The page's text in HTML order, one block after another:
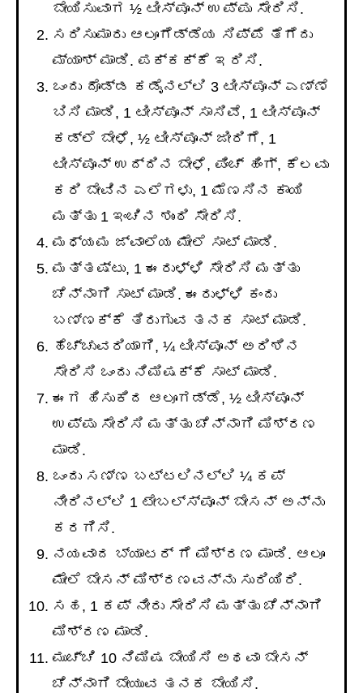
ಬೇಯಿಸುವಾಗ ½ ಟೀಸ್ಪೂನ್ ಉಪ್ಪು ಸೇರಿಸಿ.
ಸರಿಸುಮಾರು ಆಲೂಗೆಡ್ಡೆಯ ಸಿಪ್ಪೆ ತೆಗೆದು
ಮ್ಯಾಶ್ ಮಾಡಿ. ಪಕ್ಕಕ್ಕೆ ಇರಿಸಿ.
ಒಂದು ದೊಡ್ಡ ಕಡೈನಲ್ಲಿ 3 ಟೀಸ್ಪೂನ್ ಎಣ್ಣೆ
ಬಿಸಿ ಮಾಡಿ, 1 ಟೀಸ್ಪೂನ್ ಸಾಸಿವೆ, 1 ಟೀಸ್ಪೂನ್
ಕಡ್ಲೆ ಬೇಳೆ, ½ ಟೀಸ್ಪೂನ್ ಜೀರಿಗೆ, 1
ಟೀಸ್ಪೂನ್ ಉದ್ದಿನ ಬೇಳೆ, ಪಿಂಚ್ ಹಿಂಗ್, ಕೆಲವು
ಕರಿ ಬೇವಿನ ಎಲೆಗಳು, 1 ಮೆಣಸಿನ ಕಾಯಿ
ಮತ್ತು 1 ಇಂಚಿನ ಶುಂಠಿ ಸೇರಿಸಿ.
ಮಧ್ಯಮ ಜ್ವಾಲೆಯ ಮೇಲೆ ಸಾಟ್ ಮಾಡಿ.
ಮತ್ತಷ್ಟು, 1 ಈರುಳ್ಳಿ ಸೇರಿಸಿ ಮತ್ತು
ಚೆನ್ನಾಗಿ ಸಾಟ್ ಮಾಡಿ. ಈರುಳ್ಳಿ ಕಂದು
ಬಣ್ಣಕ್ಕೆ ತಿರುಗುವ ತನಕ ಸಾಟ್ ಮಾಡಿ.
ಹೆಚ್ಚುವರಿಯಾಗಿ, ¼ ಟೀಸ್ಪೂನ್ ಅರಿಶಿನ
ಸೇರಿಸಿ ಒಂದು ನಿಮಿಷಕ್ಕೆ ಸಾಟ್ ಮಾಡಿ.
ಈಗ ಹಿಸುಕಿದ ಆಲೂಗಡ್ಡೆ, ½ ಟೀಸ್ಪೂನ್
ಉಪ್ಪು ಸೇರಿಸಿ ಮತ್ತು ಚೆನ್ನಾಗಿ ಮಿಶ್ರಣ
ಮಾಡಿ.
ಒಂದು ಸಣ್ಣ ಬಟ್ಟಲಿನಲ್ಲಿ ¼ ಕಪ್
ನೀರಿನಲ್ಲಿ 1 ಟೇಬಲ್ಸ್ಪೂನ್ ಬೇಸನ್ ಅನ್ನು
ಕರಗಿಸಿ.
ನಯವಾದ ಬ್ಯಾಟರ್ ಗೆ ಮಿಶ್ರಣ ಮಾಡಿ. ಆಲೂ
ಮೇಲೆ ಬೇಸನ್ ಮಿಶ್ರಣವನ್ನು ಸುರಿಯಿರಿ.
ಸಹ, 1 ಕಪ್ ನೀರು ಸೇರಿಸಿ ಮತ್ತು ಚೆನ್ನಾಗಿ
ಮಿಶ್ರಣ ಮಾಡಿ.
ಮುಚ್ಚಿ 10 ನಿಮಿಷ ಬೇಯಿಸಿ ಅಥವಾ ಬೇಸನ್
ಚೆನ್ನಾಗಿ ಬೇಯುವ ತನಕ ಬೇಯಿಸಿ.